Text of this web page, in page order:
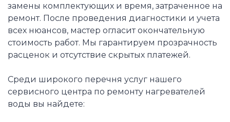
замены комплектующих и время, затраченное на
ремонт. После проведения диагностики и учета
всех нюансов, мастер огласит окончательную
стоимость работ. Мы гарантируем прозрачность
расценок и отсутствие скрытых платежей.
Среди широкого перечня услуг нашего
сервисного центра по ремонту нагревателей
воды вы найдете: